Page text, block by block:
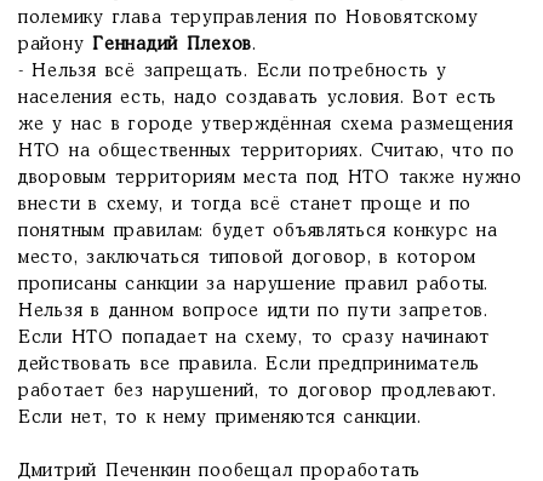
полемику глава теруправления по Нововятскому
районуГеннадий Плехов.
- Нельзя всё запрещать. Если потребность у
населения есть, надо создавать условия. Вот есть
же у нас в городе утверждённая схема размещения
НТО на общественных территориях. Считаю, что по
дворовым территориям места под НТО также нужно
внести в схему, и тогда всё станет проще и по
понятным правилам: будет объявляться конкурс на
место, заключаться типовой договор, в котором
прописаны санкции за нарушение правил работы.
Нельзя в данном вопросе идти по пути запретов.
Если НТО попадает на схему, то сразу начинают
действовать все правила. Если предприниматель
работает без нарушений, то договор продлевают.
Если нет, то к нему применяются санкции.
Дмитрий Печенкин пообещал проработать